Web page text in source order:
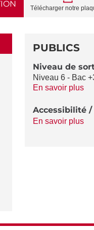
Télécharger notre
PUBLICS
Niveau de
Niveau 6 - Bac
En savoir plus
Accessibilité /
En savoir plus